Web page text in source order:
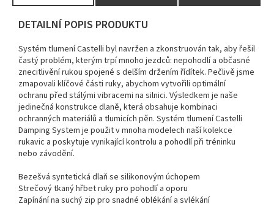
DETAILNÍ POPIS PRODUKTU
Systém tlumení Castelli byl navržen a zkonstruován tak, aby řešil
častý problém, kterým trpí mnoho jezdců: nepohodlí a občasné
znecitlivění rukou spojené s delším držením řídítek. Pečlivě jsme
zmapovali klíčové části ruky, abychom vytvořili optimální
ochranu před stálými vibracemi na silnici. Výsledkem je naše
jedinečná konstrukce dlaně, která obsahuje kombinaci
ochranných materiálů a tlumicích pěn. Systém tlumení Castelli
Damping System je použit v mnoha modelech naší kolekce
rukavic a poskytuje vynikající kontrolu a pohodlí při tréninku
nebo závodění.
Bezešvá syntetická dlaň se silikonovým úchopem
Strečový tkaný hřbet ruky pro pohodlí a oporu
Zapínání na suchý zip pro snadné oblékání a svlékání